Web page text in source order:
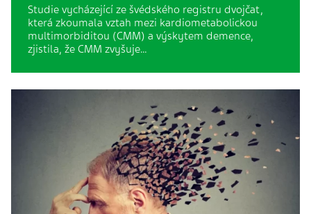
Studie vycházející ze švédského registru dvojčat,
která zkoumala vztah mezi kardiometabolickou
multimorbiditou (CMM) a výskytem demence,
zjistila, že CMM zvyšuje…